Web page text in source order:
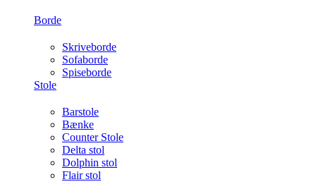
Borde
Skriveborde
Sofaborde
Spiseborde
Stole
Barstole
Bænke
Counter Stole
Delta stol
Dolphin stol
Flair stol